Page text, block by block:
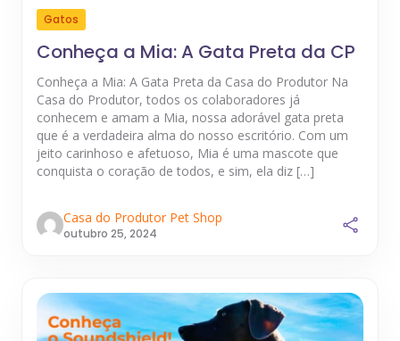
Gatos
Conheça a Mia: A Gata Preta da CP
Conheça a Mia: A Gata Preta da Casa do Produtor Na
Casa do Produtor, todos os colaboradores já
conhecem e amam a Mia, nossa adorável gata preta
que é a verdadeira alma do nosso escritório. Com um
jeito carinhoso e afetuoso, Mia é uma mascote que
conquista o coração de todos, e sim, ela diz […]
Casa do Produtor Pet Shop
outubro 25, 2024